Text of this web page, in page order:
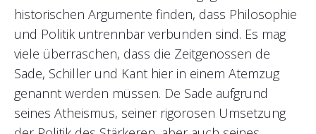
historischen Argumente finden, dass Philosophie
und Politik untrennbar verbunden sind. Es mag
viele überraschen, dass die Zeitgenossen de
Sade, Schiller und Kant hier in einem Atemzug
genannt werden müssen. De Sade aufgrund
seines Atheismus, seiner rigorosen Umsetzung